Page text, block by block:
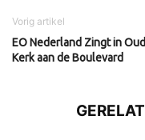
Vorig artikel
EO Nederland Zingt in
Kerk aan de Boulevard